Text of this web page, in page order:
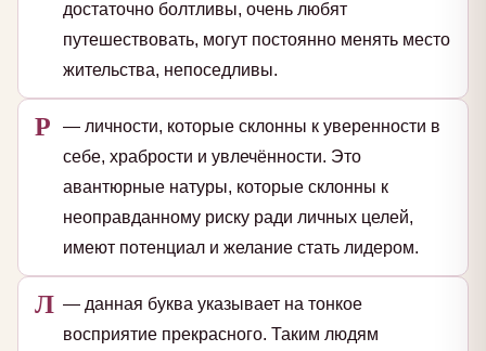
достаточно болтливы, очень любят
путешествовать, могут постоянно менять место
жительства, непоседливы.
Р
— личности, которые склонны к уверенности в
себе, храбрости и увлечённости. Это
авантюрные натуры, которые склонны к
неоправданному риску ради личных целей,
имеют потенциал и желание стать лидером.
Л — данная буква указывает на тонкое
восприятие прекрасного. Таким людям